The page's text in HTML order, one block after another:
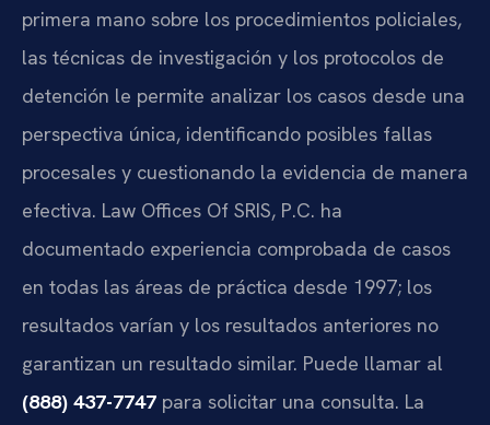
primera mano sobre los procedimientos policiales,
las técnicas de investigación y los protocolos de
detención le permite analizar los casos desde una
perspectiva única, identificando posibles fallas
procesales y cuestionando la evidencia de manera
efectiva. Law Offices Of SRIS, P.C. ha
documentado experiencia comprobada de casos
en todas las áreas de práctica desde 1997; los
resultados varían y los resultados anteriores no
garantizan un resultado similar. Puede llamar al
(888) 437-7747 para solicitar una consulta. La